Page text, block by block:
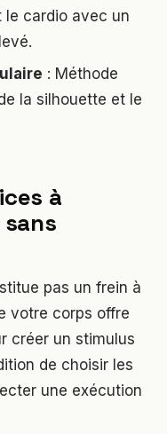
le cardio avec un
: Méthode
la silhouette et le
à
pas un frein à
votre corps offre
créer un stimulus
de choisir les
une exécution